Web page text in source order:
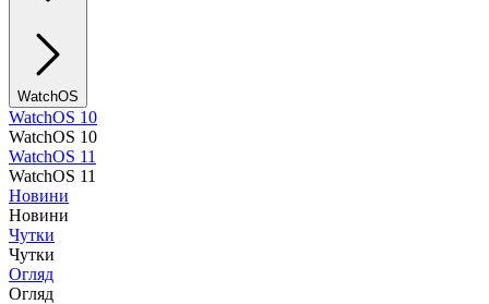
WatchOS
WatchOS 10
WatchOS 10
WatchOS 11
WatchOS 11
Новини
Новини
Чутки
Чутки
Огляд
Огляд